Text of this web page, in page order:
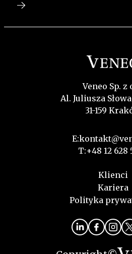
Veneo Sp. z
Al. Juliusza
31-159
E:
T:+48 12 628
Klienci
Kariera
Polityka